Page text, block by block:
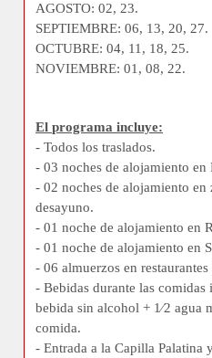
AGOSTO: 02, 23.
SEPTIEMBRE: 06, 13, 20, 27.
OCTUBRE: 04, 11, 18, 25.
NOVIEMBRE: 01, 08, 22.
El programa incluye:
- Todos los traslados.
- 03 noches de alojamiento en
- 02 noches de alojamiento en
desayuno.
- 01 noche de alojamiento en
- 01 noche de alojamiento en
- 06 almuerzos en
- Bebidas durante las comidas
bebida sin alcohol + 1⁄2 agua
comida.
- Entrada a la Capilla Palatina